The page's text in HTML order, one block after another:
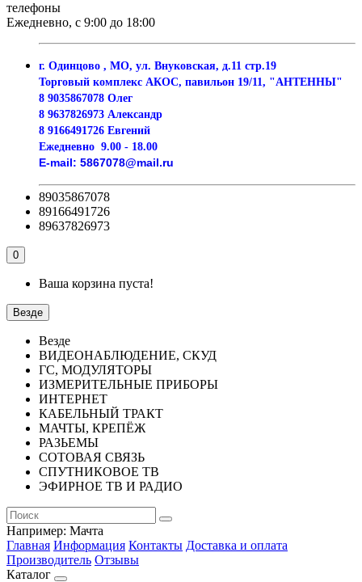
телефоны
Ежедневно, с 9:00 до 18:00
г. Одинцово , МО, ул. Внуковская, д.11 стр.19
Торговый комплекс АКОС, павильон 19/11, "АНТЕННЫ"
8 9035867078 Олег
8 9637826973 Александр
8 9166491726 Евгений
Ежедневно 9.00 - 18.00
E-mail: 5867078@mail.ru
89035867078
89166491726
89637826973
0
Ваша корзина пуста!
Везде
Везде
ВИДЕОНАБЛЮДЕНИЕ, СКУД
ГС, МОДУЛЯТОРЫ
ИЗМЕРИТЕЛЬНЫЕ ПРИБОРЫ
ИНТЕРНЕТ
КАБЕЛЬНЫЙ ТРАКТ
МАЧТЫ, КРЕПЁЖ
РАЗЬЕМЫ
СОТОВАЯ СВЯЗЬ
СПУТНИКОВОЕ ТВ
ЭФИРНОЕ ТВ И РАДИО
Например: Мачта
Главная Информация Контакты Доставка и оплата
Производитель Отзывы
Каталог